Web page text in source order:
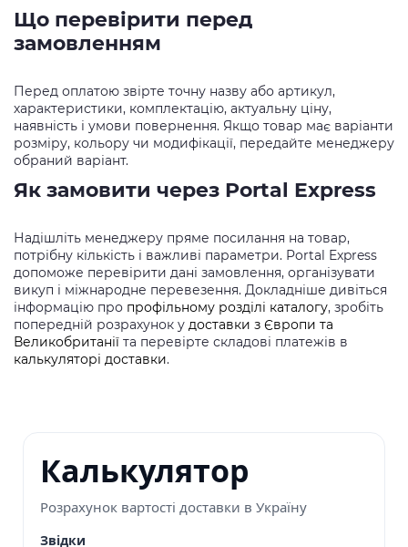
Що перевірити перед
замовленням
Перед оплатою звірте точну назву або артикул,
характеристики, комплектацію, актуальну ціну,
наявність і умови повернення. Якщо товар має варіанти
розміру, кольору чи модифікації, передайте менеджеру
обраний варіант.
Як замовити через Portal Express
Надішліть менеджеру пряме посилання на товар,
потрібну кількість і важливі параметри. Portal Express
допоможе перевірити дані замовлення, організувати
викуп і міжнародне перевезення. Докладніше дивіться
інформацію про профільному розділі каталогу, зробіть
попередній розрахунок у доставки з Європи та
Великобританії та перевірте складові платежів в
калькуляторі доставки.
Калькулятор
Розрахунок вартості доставки в Україну
Звідки